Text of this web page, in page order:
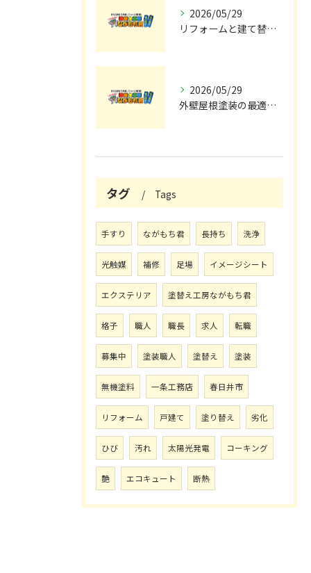
2026/05/29
リフォームと建て替えの費用と注意点完全解説
2026/05/29
外壁屋根塗装の最適メンテナンス時期
タグ Tags
手すり ながもち君 長持ち 洗浄
光触媒 補修 足場 イメージシート
エクステリア 塗替え工房ながもち君
格子 職人 職長 求人 転職
募集中 塗装職人 塗替え 塗装
無機塗料 一条工務店 春日井市
リフォーム 戸建て 塗り替え 劣化
ひび 汚れ 太陽光発電 コーキング
艶 エコキュート 断熱